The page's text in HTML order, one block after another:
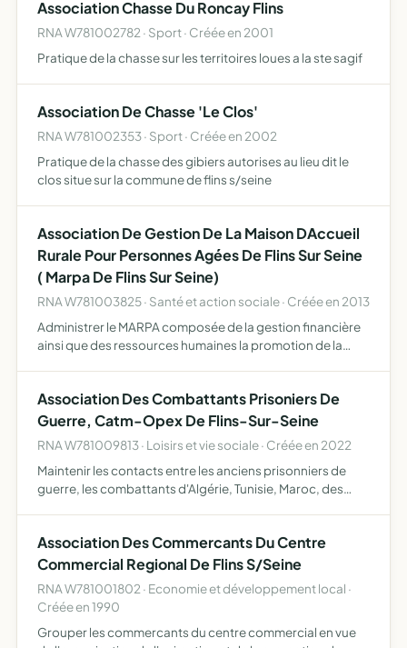
…
Association Chasse Du Roncay Flins
RNA W781002782 · Sport · Créée en 2001
Pratique de la chasse sur les territoires loues a la ste sagif
Association De Chasse 'Le Clos'
RNA W781002353 · Sport · Créée en 2002
Pratique de la chasse des gibiers autorises au lieu dit le
clos situe sur la commune de flins s/seine
Association De Gestion De La Maison DAccueil
Rurale Pour Personnes Agées De Flins Sur Seine
( Marpa De Flins Sur Seine)
RNA W781003825 · Santé et action sociale · Créée en 2013
Administrer le MARPA composée de la gestion financière
ainsi que des ressources humaines la promotion de la
Association Des Combattants Prisoniers De
Guerre, Catm-Opex De Flins-Sur-Seine
RNA W781009813 · Loisirs et vie sociale · Créée en 2022
Maintenir les contacts entre les anciens prisonniers de
guerre, les combattants d'Algérie, Tunisie, Maroc, des
toutes …
Association Des Commercants Du Centre
Commercial Regional De Flins S/Seine
RNA W781001802 · Economie et développement local ·
Créée en 1990
Grouper les commercants du centre commercial en vue